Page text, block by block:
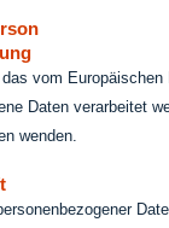
vom
Daten verarbeitet
wenden.